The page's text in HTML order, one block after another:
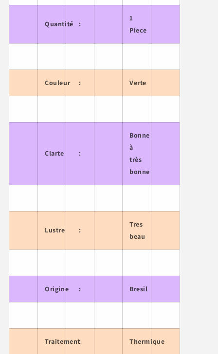
Quantité :
1
Piece
Couleur : Verte
Clarte :
Bonne
à
très
bonne
Lustre :
Tres
beau
Origine : Bresil
Traitement: Thermique